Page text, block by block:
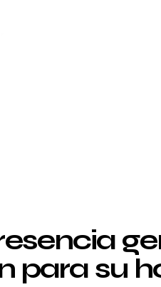
para su